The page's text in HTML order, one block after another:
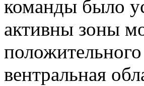
команды было
активны зоны
вентральная